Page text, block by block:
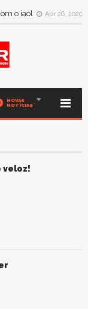
o iaol Apr 26, 2020
NOVAS
NOTÍCIAS
veloz!